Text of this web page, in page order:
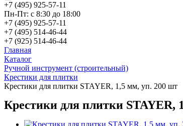
+7 (495) 925-57-11
Пн-Пт: с 8:30 до 18:00
+7 (495) 925-57-11
+7 (495) 514-46-44
+7 (925) 514-46-44
Главная
Каталог
Ручной инструмент (строительный)
Крестики для плитки
Крестики для плитки STAYER, 1,5 мм, уп. 200 шт
Крестики для плитки STAYER,